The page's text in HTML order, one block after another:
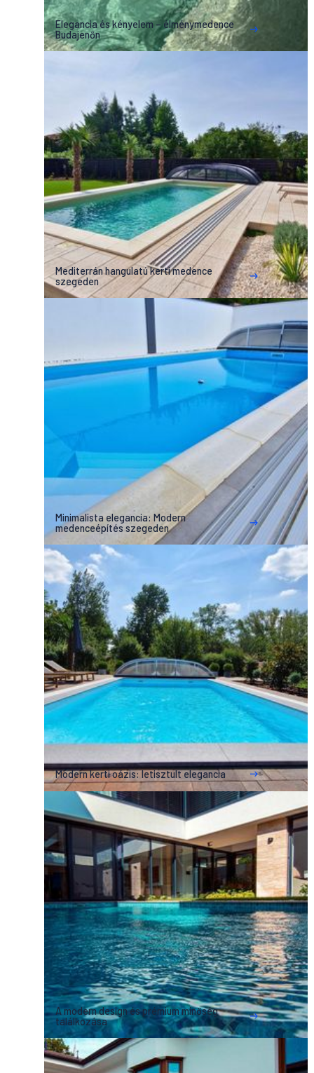
Elegancia és kényelem – élménymedence
Budajenőn
Mediterrán hangulatú kerti medence
szegeden
Minimalista elegancia: Modern
medenceépítés szegeden
Modern kerti oázis: letisztult elegancia
A modern design és prémium minőség
találkozása